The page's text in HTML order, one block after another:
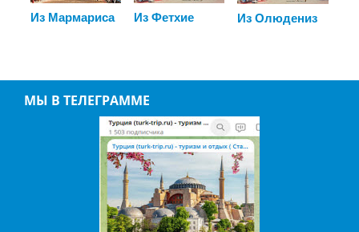
Из Мармариса Из Фетхие Из Олюдениз
МЫ В ТЕЛЕГРАММЕ